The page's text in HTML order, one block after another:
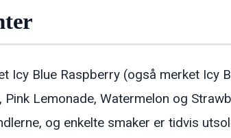
Icy Blue Raspberry (også merket Icy
Lemonade, Watermelon og
og enkelte smaker er tidvis